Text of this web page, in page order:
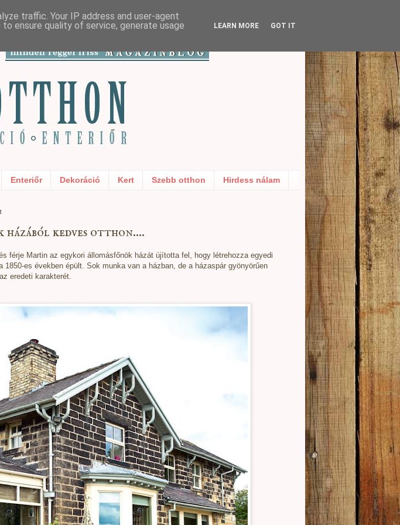
Enteriőr Dekoráció Kert Szebb otthon Hirdess nálam
kedves otthon....
férje Martin az egykori állomásfőnök házát újította fel, hogy létrehozza egyedi
1850-es években épült. Sok munka van a házban, de a házaspár gyönyörűen
az eredeti karakterét.
traffic. Your IP address and user-agent
ensure quality of service, generate usage
LEARN MORE GOT IT